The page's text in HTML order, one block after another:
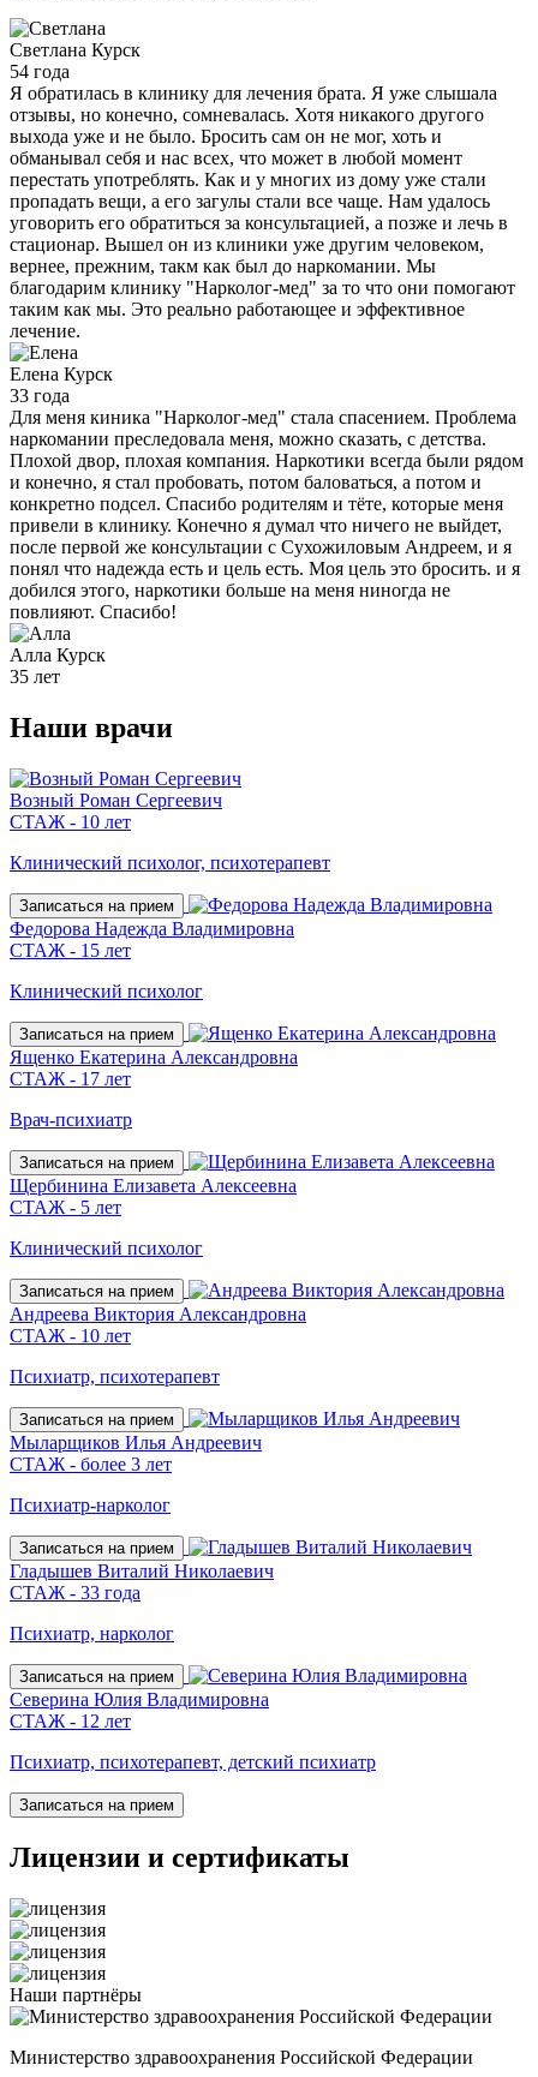
Светлана Курск
54 года
Я обратилась в клинику для лечения брата. Я уже слышала
отзывы, но конечно, сомневалась. Хотя никакого другого
выхода уже и не было. Бросить сам он не мог, хоть и
обманывал себя и нас всех, что может в любой момент
перестать употреблять. Как и у многих из дому уже стали
пропадать вещи, а его загулы стали все чаще. Нам удалось
уговорить его обратиться за консультацией, а позже и лечь в
стационар. Вышел он из клиники уже другим человеком,
вернее, прежним, такм как был до наркомании. Мы
благодарим клинику "Нарколог-мед" за то что они помогают
таким как мы. Это реально работающее и эффективное
лечение.
Елена Курск
33 года
Для меня киника "Нарколог-мед" стала спасением. Проблема
наркомании преследовала меня, можно сказать, с детства.
Плохой двор, плохая компания. Наркотики всегда были рядом
и конечно, я стал пробовать, потом баловаться, а потом и
конкретно подсел. Спасибо родителям и тёте, которые меня
привели в клинику. Конечно я думал что ничего не выйдет,
после первой же консультации с Сухожиловым Андреем, и я
понял что надежда есть и цель есть. Моя цель это бросить. и я
добился этого, наркотики больше на меня ниногда не
повлияют. Спасибо!
Алла Курск
35 лет
Наши врачи
Возный Роман Сергеевич
СТАЖ - 10 лет
Клинический психолог, психотерапевт
Записаться на прием
Федорова Надежда Владимировна
СТАЖ - 15 лет
Клинический психолог
Записаться на прием
Ященко Екатерина Александровна
СТАЖ - 17 лет
Врач-психиатр
Записаться на прием
Щербинина Елизавета Алексеевна
СТАЖ - 5 лет
Клинический психолог
Записаться на прием
Андреева Виктория Александровна
СТАЖ - 10 лет
Психиатр, психотерапевт
Записаться на прием
Мыларщиков Илья Андреевич
СТАЖ - более 3 лет
Психиатр-нарколог
Записаться на прием
Гладышев Виталий Николаевич
СТАЖ - 33 года
Психиатр, нарколог
Записаться на прием
Северина Юлия Владимировна
СТАЖ - 12 лет
Психиатр, психотерапевт, детский психиатр
Записаться на прием
Лицензии и сертификаты
Наши партнёры
Министерство здравоохранения Российской Федерации